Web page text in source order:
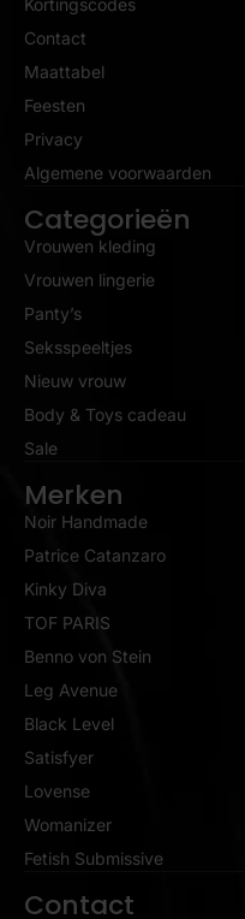
Kortingscodes
Contact
Maattabel
Feesten
Privacy
Algemene voorwaarden
Categorieën
Vrouwen kleding
Vrouwen lingerie
Panty’s
Seksspeeltjes
Nieuw vrouw
Body & Toys cadeau
Sale
Merken
Noir Handmade
Patrice Catanzaro
Kinky Diva
TOF PARIS
Benno von Stein
Leg Avenue
Black Level
Satisfyer
Lovense
Womanizer
Fetish Submissive
Contact